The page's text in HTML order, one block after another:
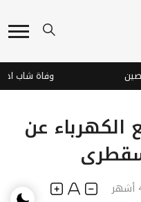
وفاة شاب
الكهرباء عن